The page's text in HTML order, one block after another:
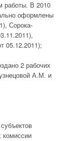
работы. В 2010
оформлены
Сорока-
05.12.2011);
2 рабочих
А.М. и
комиссии